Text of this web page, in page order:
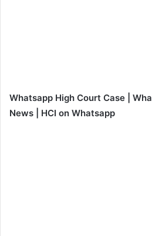
Whatsapp High Court Case |
News | HCI on Whatsapp